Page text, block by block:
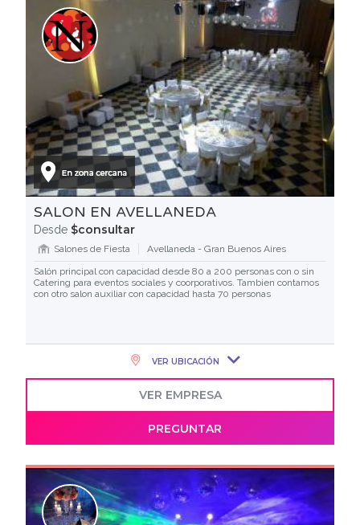
SALON EN AVELLANEDA
Desde $consultar
Salones de Fiesta
Avellaneda - Gran Buenos Aires
Salón principal con capacidad desde 80 a 200 personas con o sin
Catering para eventos sociales y coorporativos. Tambien contamos
con otro salon auxiliar con capacidad hasta 70 personas
VER UBICACIÓN
VER EMPRESA
PREGUNTAR